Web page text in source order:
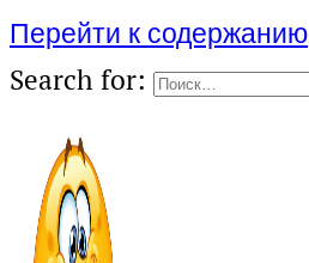
Перейти к содержанию
Search for: